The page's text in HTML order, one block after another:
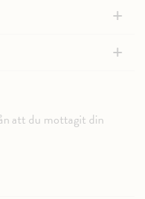
+
+
att du mottagit din